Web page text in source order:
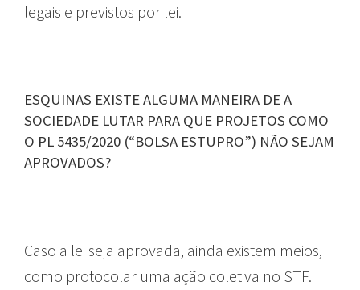
legais e previstos por lei.
ESQUINAS EXISTE ALGUMA MANEIRA DE A
SOCIEDADE LUTAR PARA QUE PROJETOS COMO
O PL 5435/2020 (“BOLSA ESTUPRO”) NÃO SEJAM
APROVADOS?
Caso a lei seja aprovada, ainda existem meios,
como protocolar uma ação coletiva no STF.